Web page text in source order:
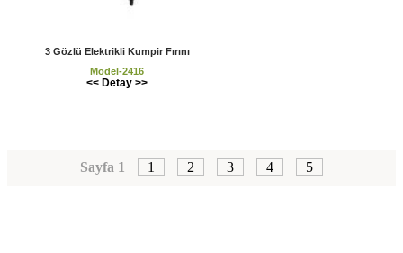
3 Gözlü Elektrikli Kumpir Fırını
Model-2416
<< Detay >>
Sayfa 1 1 2 3 4 5